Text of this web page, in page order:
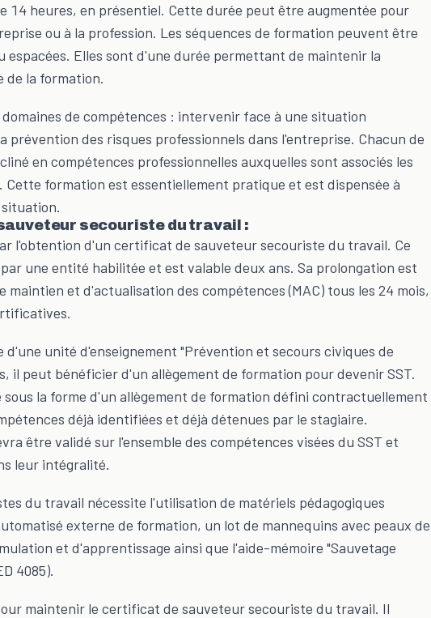
14 heures, en présentiel. Cette durée peut être augmentée pour
ou à la profession. Les séquences de formation peuvent être
espacées. Elles sont d'une durée permettant de maintenir la
de la formation.
de compétences : intervenir face à une situation
des risques professionnels dans l'entreprise. Chacun de
en compétences professionnelles auxquelles sont associés les
Cette formation est essentiellement pratique et est dispensée à
secouriste du travail :
l'obtention d'un certificat de sauveteur secouriste du travail. Ce
une entité habilitée et est valable deux ans. Sa prolongation est
et d'actualisation des compétences (MAC) tous les 24 mois,
unité d'enseignement "Prévention et secours civiques de
il peut bénéficier d'un allègement de formation pour devenir SST.
sous la forme d'un allègement de formation défini contractuellement
déjà identifiées et déjà détenues par le stagiaire.
être validé sur l'ensemble des compétences visées du SST et
leur intégralité.
du travail nécessite l'utilisation de matériels pédagogiques
externe de formation, un lot de mannequins avec peaux de
et d'apprentissage ainsi que l'aide-mémoire "Sauvetage
4085).
maintenir le certificat de sauveteur secouriste du travail. Il